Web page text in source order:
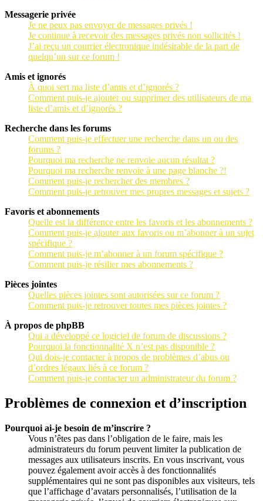
Messagerie privée
Je ne peux pas envoyer de messages privés !
Je continue à recevoir des messages privés non sollicités !
J’ai reçu un courrier électronique indésirable de la part de
quelqu’un sur ce forum !
Amis et ignorés
À quoi sert ma liste d’amis et d’ignorés ?
Comment puis-je ajouter ou supprimer des utilisateurs de ma
liste d’amis et d’ignorés ?
Recherche dans les forums
Comment puis-je effectuer une recherche dans un ou des
forums ?
Pourquoi ma recherche ne renvoie aucun résultat ?
Pourquoi ma recherche renvoie à une page blanche ?!
Comment puis-je rechercher des membres ?
Comment puis-je retrouver mes propres messages et sujets ?
Favoris et abonnements
Quelle est la différence entre les favoris et les abonnements ?
Comment puis-je ajouter aux favoris ou m’abonner à un sujet
spécifique ?
Comment puis-je m’abonner à un forum spécifique ?
Comment puis-je résilier mes abonnements ?
Pièces jointes
Quelles pièces jointes sont autorisées sur ce forum ?
Comment puis-je retrouver toutes mes pièces jointes ?
À propos de phpBB
Qui a développé ce logiciel de forum de discussions ?
Pourquoi la fonctionnalité X n’est pas disponible ?
Qui dois-je contacter à propos de problèmes d’abus ou
d’ordres légaux liés à ce forum ?
Comment puis-je contacter un administrateur du forum ?
Problèmes de connexion et d’inscription
Pourquoi ai-je besoin de m’inscrire ?
Vous n’êtes pas dans l’obligation de le faire, mais les
administrateurs du forum peuvent limiter la publication de
messages aux utilisateurs inscrits. En vous inscrivant, vous
pouvez également avoir accès à des fonctionnalités
supplémentaires qui ne sont pas disponibles aux visiteurs, tels
que l’affichage d’avatars personnalisés, l’utilisation de la